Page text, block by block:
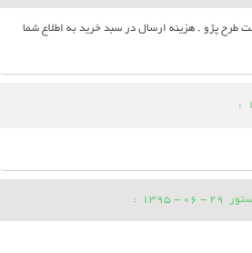
طرح پژو . هزینه ارسال در سبد خرید به اطلاع شما
:
29 - 06 - 1395
: